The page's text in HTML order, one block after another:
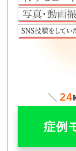
24
症例